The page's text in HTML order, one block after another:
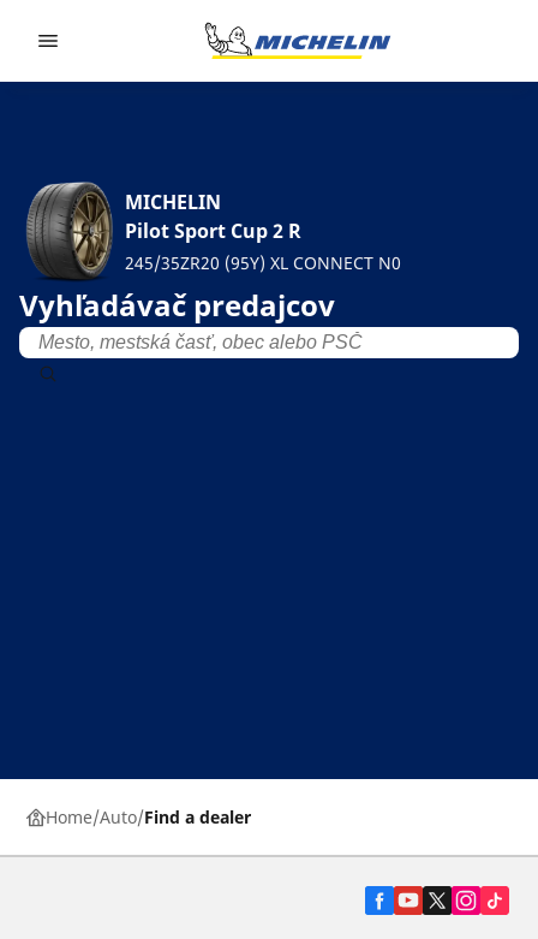
MICHELIN
Pilot Sport Cup 2 R
245/35ZR20 (95Y) XL CONNECT N0
Vyhľadávač predajcov
Home Auto Find a dealer